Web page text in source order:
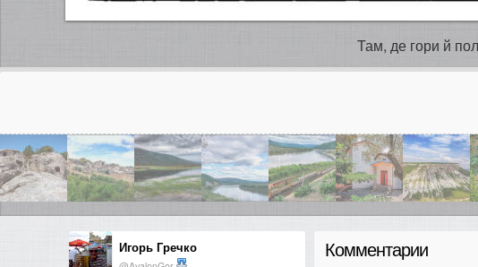
Там, де гори й
Игорь Гречко Комментарии